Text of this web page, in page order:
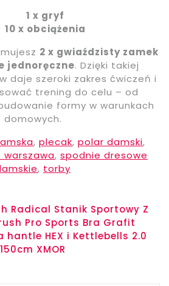
1 x gryf
10 x obciążenia
2 x gwiaździsty zamek
jednoręczne. Dzięki takiej
daje szeroki zakres ćwiczeń i
trening do celu – od
formy w warunkach
domowych.
, plecak, polar damski,
, spodnie dresowe
, torby
Radical Stanik Sportowy Z
Pro Sports Bra Grafit
hantle HEX i Kettlebells 2.0
150cm XMOR